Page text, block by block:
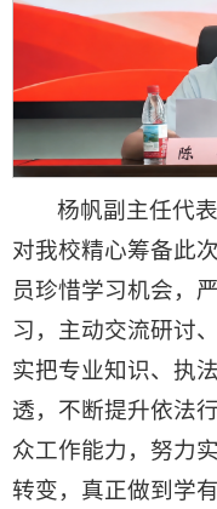
杨帆副主任代
对我校精心筹备此
员珍惜学习机会，
习，主动交流研讨
实把专业知识、执
透，不断提升依法
众工作能力，努力
转变，真正做到学